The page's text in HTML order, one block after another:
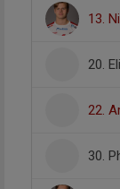
13.
20.
22.
30.